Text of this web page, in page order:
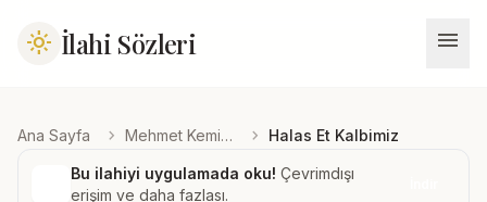
light_mode İlahi Sözleri menu
Ana Sayfa chevron_right Mehmet Kemiksiz chevron_right Halas Et Kalbimiz
Bu ilahiyi uygulamada oku! Çevrimdışı
erişim ve daha fazlası.